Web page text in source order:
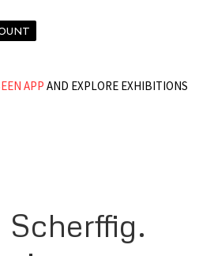
APP AND EXPLORE EXHIBITIONS